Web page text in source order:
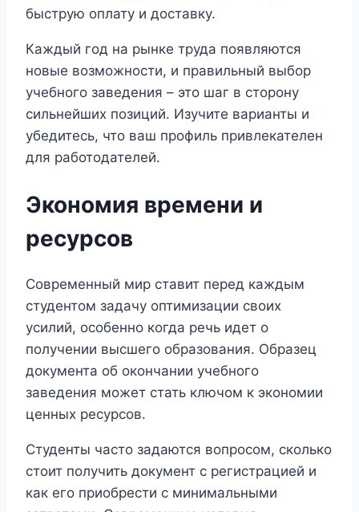
быструю оплату и доставку.
Каждый год на рынке труда появляются
новые возможности, и правильный выбор
учебного заведения – это шаг в сторону
сильнейших позиций. Изучите варианты и
убедитесь, что ваш профиль привлекателен
для работодателей.
Экономия времени и
ресурсов
Современный мир ставит перед каждым
студентом задачу оптимизации своих
усилий, особенно когда речь идет о
получении высшего образования. Образец
документа об окончании учебного
заведения может стать ключом к экономии
ценных ресурсов.
Студенты часто задаются вопросом, сколько
стоит получить документ с регистрацией и
как его приобрести с минимальными